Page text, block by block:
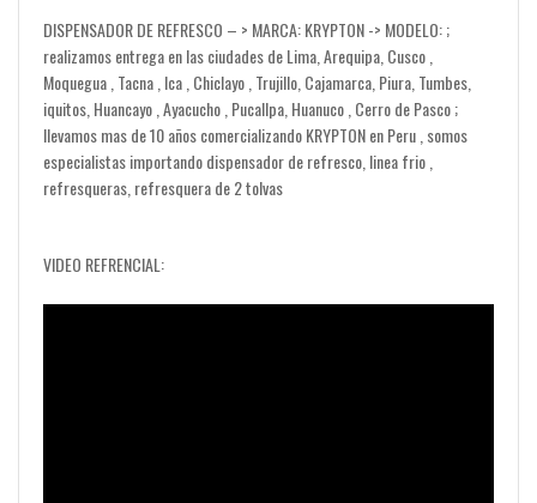
DISPENSADOR DE REFRESCO – > MARCA: KRYPTON -> MODELO: ;
realizamos entrega en las ciudades de Lima, Arequipa, Cusco ,
Moquegua , Tacna , Ica , Chiclayo , Trujillo, Cajamarca, Piura, Tumbes,
iquitos, Huancayo , Ayacucho , Pucallpa, Huanuco , Cerro de Pasco ;
llevamos mas de 10 años comercializando KRYPTON en Peru , somos
especialistas importando dispensador de refresco, linea frio ,
refresqueras, refresquera de 2 tolvas
VIDEO REFRENCIAL: